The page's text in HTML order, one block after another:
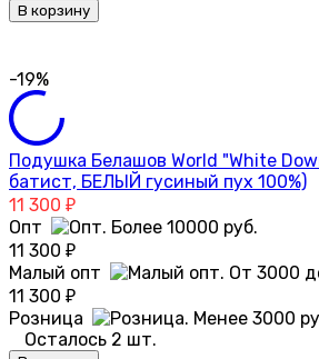
В корзину
-19%
Подушка Белашов World "White
батист, БЕЛЫЙ гусиный пух 100%)
11 300 ₽
Опт
11 300 ₽
Малый опт
11 300 ₽
Розница
Осталось 2 шт.